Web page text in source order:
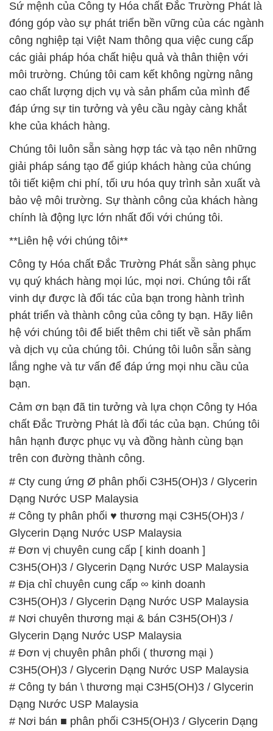
Sứ mệnh của Công ty Hóa chất Đắc Trường Phát là
đóng góp vào sự phát triển bền vững của các ngành
công nghiệp tại Việt Nam thông qua việc cung cấp
các giải pháp hóa chất hiệu quả và thân thiện với
môi trường. Chúng tôi cam kết không ngừng nâng
cao chất lượng dịch vụ và sản phẩm của mình để
đáp ứng sự tin tưởng và yêu cầu ngày càng khắt
khe của khách hàng.
Chúng tôi luôn sẵn sàng hợp tác và tạo nên những
giải pháp sáng tạo để giúp khách hàng của chúng
tôi tiết kiệm chi phí, tối ưu hóa quy trình sản xuất và
bảo vệ môi trường. Sự thành công của khách hàng
chính là động lực lớn nhất đối với chúng tôi.
**Liên hệ với chúng tôi**
Công ty Hóa chất Đắc Trường Phát sẵn sàng phục
vụ quý khách hàng mọi lúc, mọi nơi. Chúng tôi rất
vinh dự được là đối tác của bạn trong hành trình
phát triển và thành công của công ty bạn. Hãy liên
hệ với chúng tôi để biết thêm chi tiết về sản phẩm
và dịch vụ của chúng tôi. Chúng tôi luôn sẵn sàng
lắng nghe và tư vấn để đáp ứng mọi nhu cầu của
bạn.
Cảm ơn bạn đã tin tưởng và lựa chọn Công ty Hóa
chất Đắc Trường Phát là đối tác của bạn. Chúng tôi
hân hạnh được phục vụ và đồng hành cùng bạn
trên con đường thành công.
# Cty cung ứng Ø phân phối C3H5(OH)3 / Glycerin
Dạng Nước USP Malaysia
# Công ty phân phối ♥ thương mại C3H5(OH)3 /
Glycerin Dạng Nước USP Malaysia
# Đơn vị chuyên cung cấp [ kinh doanh ]
C3H5(OH)3 / Glycerin Dạng Nước USP Malaysia
# Địa chỉ chuyên cung cấp ∞ kinh doanh
C3H5(OH)3 / Glycerin Dạng Nước USP Malaysia
# Nơi chuyên thương mại & bán C3H5(OH)3 /
Glycerin Dạng Nước USP Malaysia
# Đơn vị chuyên phân phối ( thương mại )
C3H5(OH)3 / Glycerin Dạng Nước USP Malaysia
# Công ty bán \ thương mại C3H5(OH)3 / Glycerin
Dạng Nước USP Malaysia
# Nơi bán ■ phân phối C3H5(OH)3 / Glycerin Dạng